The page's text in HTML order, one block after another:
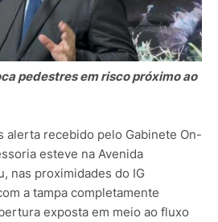
pedestres em risco próximo ao
alerta recebido pelo Gabinete On-
esteve na Avenida
nas proximidades do IG
a tampa completamente
exposta em meio ao fluxo